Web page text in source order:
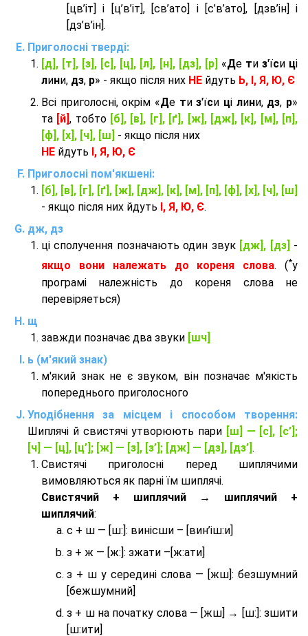
[цв’іт] і [ц’в’іт], [св’ато] і [с’в’ато], [дзв’iн] і
[дз’в’iн].
Приголосні тверді:
[д], [т], [з], [с], [ц], [л], [н], [дз], [р] «Де ти з'їси ці
лини, дз, р» - якщо після них НЕ йдуть Ь, І, Я, Ю, Є
Всі приголосні, окрім «Де тиз'їси ці лини, дз, р»
та [й], тобто [б], [в], [г], [ґ], [ж], [дж], [к], [м], [п],
[ф], [х], [ч], [ш] - якщо після них
НЕ йдуть І, Я, Ю, Є
Приголосні пом'якшені:
[б], [в], [г], [ґ], [ж], [дж], [к], [м], [п], [ф], [х], [ч], [ш]
- якщо після них йдуть І, Я, Ю, Є.
дж, дз
ці сполучення позначають один звук [дж], [дз] -
якщо вони належать до кореня слова. (*у
програмі належність до кореня слова не
перевіряеться)
щ
завжди позначає два звуки [шч]
ь (м'який знак)
м'який знак не є звуком, він позначає м'якість
попереднього приголосного
Уподібнення за місцем і способом творення:
Шиплячі й свистячі утворюють пари [ш] — [c], [с’];
[ч] — [ц], [ц’]; [ж] — [з], [з’]; [дж] — [дз], [дз’] .
Свистячі приголосні перед шиплячими
вимовляються як парні їм шиплячі.
Cвистячий + шиплячий → шиплячий +
шиплячий:
с + ш — [ш:]: винісши – [вин’іш:и]
з + ж — [ж:]: зжати –[ж:ати]
з + ш у середині слова — [жш]: безшумний
[бежшумний]
з + ш на початку слова — [жш] → [ш:]: зшити
[ш:ити]